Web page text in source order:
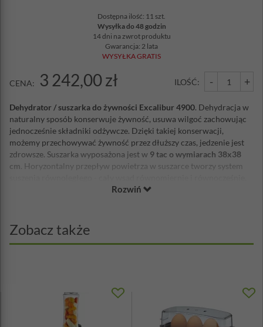
Dostępna ilość: 11 szt.
Wysyłka do 48 godzin
14 dni na zwrot produktu
Gwarancja: 2 lata
WYSYŁKA GRATIS
CENA: 3 242,00 zł ILOŚĆ: - +
Dehydrator / suszarka do żywności Excalibur 4900. Dehydracja w
naturalny sposób konserwuje żywność, usuwa wilgoć zachowując
jednocześnie składniki odżywcze. Dzięki takiej konserwacji,
możemy przechowywać żywność przez dłuższy czas, jedzenie jest
zdrowsze. Suszarka wyposażona jest w 9 tac o wymiarach 38x38
cm . Horyzontalny przepływ powietrza w suszarce tworzy system
idealny sposób na suszenie owoców, warzyw,
spiżarni. Prawidłowo wysuszone produkty będą bezpieczne do
spożycia przez wiele lat!
Owoce: 3-5 Lat
Granola: 4-5 Lat
Fasola: 18-20 Lat
Rozwiń
Zobacz także